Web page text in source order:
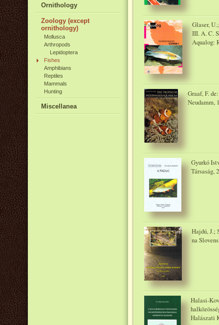
Ornithology
Zoology (except
ornithology)
Mollusca
Arthropods
Lepidoptera
Fishes
Amphibians
Reptiles
Mammals
Hunting
Miscellanea
Glaser,
III. A. C.
Aqualog:
Graaf, F.
Neudamm,
Gyurkó
Társaság,
Hajdú, J.;
na
Halasi-
Halászati